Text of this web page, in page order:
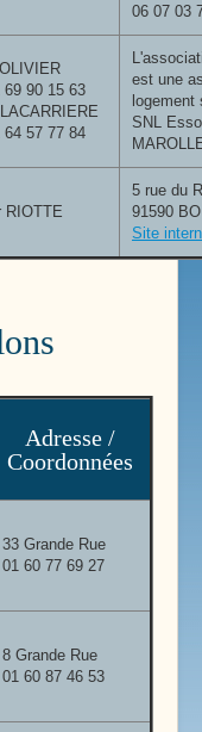
06 07 03
69 90 15 63
64 57 77 84
est une
logement
SNL
RIOTTE
5 rue du
91590
Site
Adresse /
Coordonnées
33 Grande Rue
01 60 77 69 27
8 Grande Rue
01 60 87 46 53